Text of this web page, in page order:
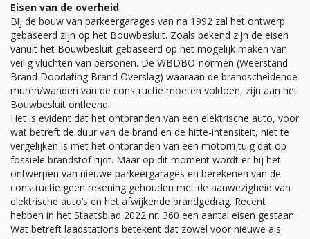
Eisen van de overheid
Bij de bouw van parkeergarages van na 1992 zal het ontwerp
gebaseerd zijn op het Bouwbesluit. Zoals bekend zijn de eisen
vanuit het Bouwbesluit gebaseerd op het mogelijk maken van
veilig vluchten van personen. De WBDBO-normen (Weerstand
Brand Doorlating Brand Overslag) waaraan de brandscheidende
muren/wanden van de constructie moeten voldoen, zijn aan het
Bouwbesluit ontleend.
Het is evident dat het ontbranden van een elektrische auto, voor
wat betreft de duur van de brand en de hitte-intensiteit, niet te
vergelijken is met het ontbranden van een motorrijtuig dat op
fossiele brandstof rijdt. Maar op dit moment wordt er bij het
ontwerpen van nieuwe parkeergarages en berekenen van de
constructie geen rekening gehouden met de aanwezigheid van
elektrische auto’s en het afwijkende brandgedrag. Recent
hebben in het Staatsblad 2022 nr. 360 een aantal eisen gestaan.
Wat betreft laadstations betekent dat zowel voor nieuwe als